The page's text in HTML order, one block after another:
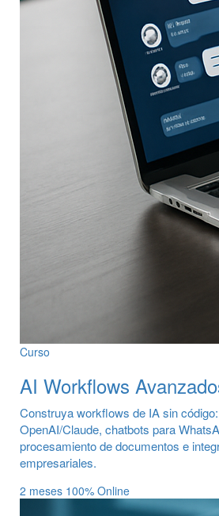
Curso
AI Workflows
Construya workflows de IA sin
OpenAI/Claude, chatbots para
procesamiento de documentos e
empresariales.
2 meses 100% Online